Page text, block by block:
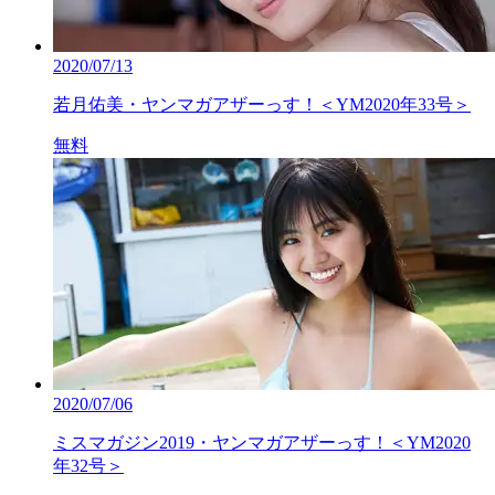
2020/07/13
若月佑美・ヤンマガアザーっす！＜YM2020年33号＞
無料
2020/07/06
ミスマガジン2019・ヤンマガアザーっす！＜YM2020
年32号＞